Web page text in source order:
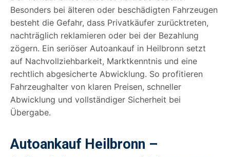
Besonders bei älteren oder beschädigten Fahrzeugen
besteht die Gefahr, dass Privatkäufer zurücktreten,
nachträglich reklamieren oder bei der Bezahlung
zögern. Ein seriöser Autoankauf in Heilbronn setzt
auf Nachvollziehbarkeit, Marktkenntnis und eine
rechtlich abgesicherte Abwicklung. So profitieren
Fahrzeughalter von klaren Preisen, schneller
Abwicklung und vollständiger Sicherheit bei
Übergabe.
Autoankauf Heilbronn –